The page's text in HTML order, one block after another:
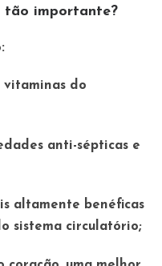
tão importante?
vitaminas do
anti-sépticas e
altamente benéficas
sistema circulatório;